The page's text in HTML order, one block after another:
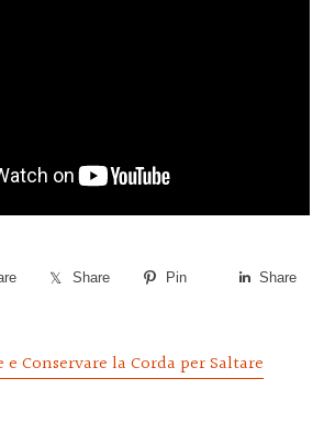
Share Pin Share
e Conservare la Corda per Saltare